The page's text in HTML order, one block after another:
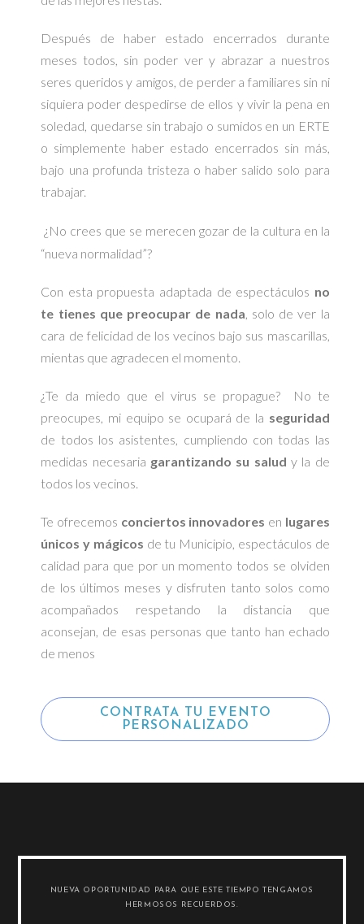
Después de haber estado encerrados durante
meses todos, sin poder ver y abrazar a nuestros
seres queridos y amigos, de perder a familiares sin ni
siquiera poder despedirse de ellos y vivir la pena en
soledad, quedarse sin trabajo o sumidos en un ERTE
o simplemente haber estado encerrados sin más,
bajo una profunda tristeza o haber salido solo para
trabajar.
¿No crees que se merecen gozar de la cultura en la
“nueva normalidad”?
Con esta propuesta adaptada de espectáculos no
te tienes que preocupar de nada, solo de ver la
cara de felicidad de los vecinos bajo sus mascarillas,
mientas que agradecen el momento.
¿Te da miedo que el virus se propague? No te
preocupes, mi equipo se ocupará de la seguridad
de todos los asistentes, cumpliendo con todas las
medidas necesaria garantizando su salud y la de
todos los vecinos.
Te ofrecemos conciertos innovadores en lugares
únicos y mágicos de tu Municipio, espectáculos de
calidad para que por un momento todos se olviden
de los últimos meses y disfruten tanto solos como
acompañados respetando la distancia que
aconsejan, de esas personas que tanto han echado
de menos
CONTRATA TU EVENTO
PERSONALIZADO
NUEVA OPORTUNIDAD PARA QUE ESTE TIEMPO TENGAMOS
HERMOSOS RECUERDOS.